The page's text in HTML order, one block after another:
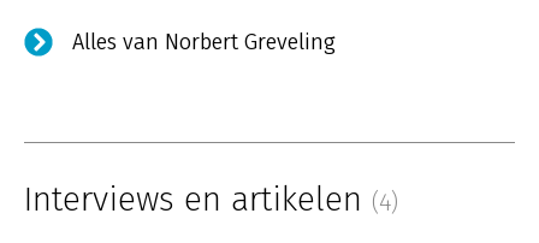
Alles van Norbert Greveling
Interviews en artikelen (4)